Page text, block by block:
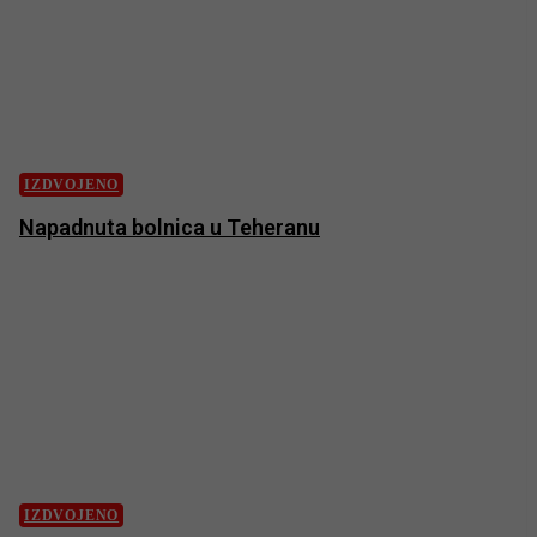
IZDVOJENO
Napadnuta bolnica u Teheranu
IZDVOJENO